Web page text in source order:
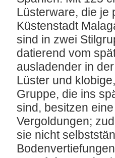
Lüsterware, die je
Küstenstadt
sind in zwei
datierend vom
ausladender in
Lüster und
Gruppe, die ins
sind, besitzen
Vergoldungen;
sie nicht